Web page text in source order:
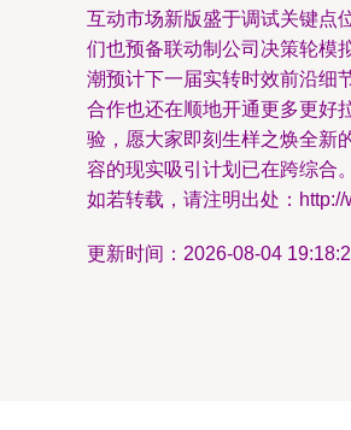
互动市场新版盛于调试关键点
们也预备联动制公司决策轮模
潮预计下一届实转时效前沿细
合作也还在顺地开通更多更好
验，愿大家即刻生样之焕全新
容的现实吸引计划已在跨综合
如若转载，请注明出处：
更新时间：2026-08-04